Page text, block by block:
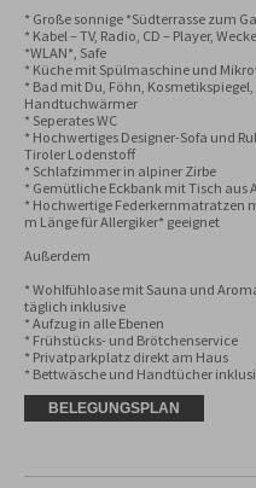
* Große sonnige *Südterrasse zum
* Kabel – TV, Radio, CD – Player,
*WLAN*, Safe
* Küche mit Spülmaschine und
* Bad mit Du, Föhn, Kosmetikspiegel,
Handtuchwärmer
* Seperates WC
* Hochwertiges Designer-Sofa und
Tiroler Lodenstoff
* Schlafzimmer in alpiner Zirbe
* Gemütliche Eckbank mit Tisch aus
* Hochwertige Federkernmatratzen
m Länge für Allergiker* geeignet
Außerdem
* Wohlfühloase mit Sauna und
täglich inklusive
* Aufzug in alle Ebenen
* Frühstücks- und Brötchenservice
* Privatparkplatz direkt am Haus
* Bettwäsche und Handtücher
BELEGUNGSPLAN